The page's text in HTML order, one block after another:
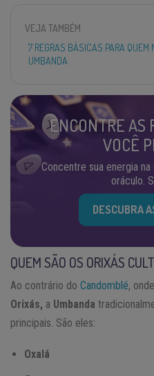
VEJA TAMBÉM
7 REGRAS BÁSICAS PARA QUEM
UMBANDA
ENCONTRE AS
VOCÊ
Concentre sua energia
oráculo.
DESCUBRA
QUEM SÃO OS ORIXÁS
Ao contrário do Candomblé,
Orixás, a Umbanda
principais. São eles:
Oxalá